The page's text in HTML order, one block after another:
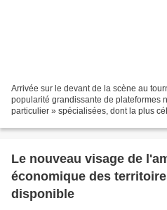
Arrivée sur le devant de la scène au
popularité grandissante de plateformes
particulier » spécialisées, dont la plus
Le nouveau visage de
économique des
disponible